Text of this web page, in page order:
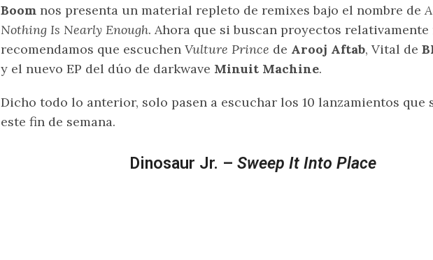
Boom nos presenta un material repleto de remixes bajo el nombre de
Nothing Is Nearly Enough. Ahora que si buscan proyectos relativamente
recomendamos que escuchen Vulture Prince de Arooj Aftab, Vital de
y el nuevo EP del dúo de darkwave Minuit Machine.
Dicho todo lo anterior, solo pasen a escuchar los 10 lanzamientos que
este fin de semana.
Dinosaur Jr. – Sweep It Into Place